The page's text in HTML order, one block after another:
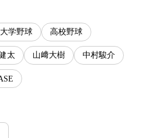
大学野球 高校野球
太 山﨑大樹 中村駿介